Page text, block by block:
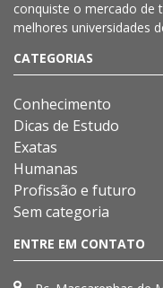
conquiste o mercado de
melhores universidades
CATEGORIAS
Conhecimento
Dicas de Estudo
Exatas
Humanas
Profissão e futuro
Sem categoria
ENTRE EM CONTATO